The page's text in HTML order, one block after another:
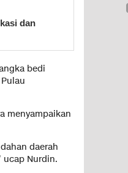
dan
bedi
menyampaikan
daerah
ucap Nurdin.